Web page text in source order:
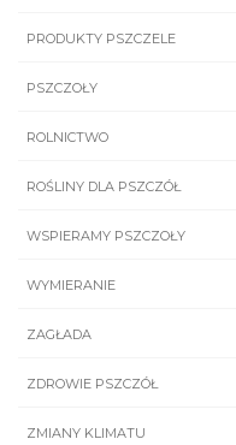
PRODUKTY PSZCZELE
PSZCZOŁY
ROLNICTWO
ROŚLINY DLA PSZCZÓŁ
WSPIERAMY PSZCZOŁY
WYMIERANIE
ZAGŁADA
ZDROWIE PSZCZÓŁ
ZMIANY KLIMATU